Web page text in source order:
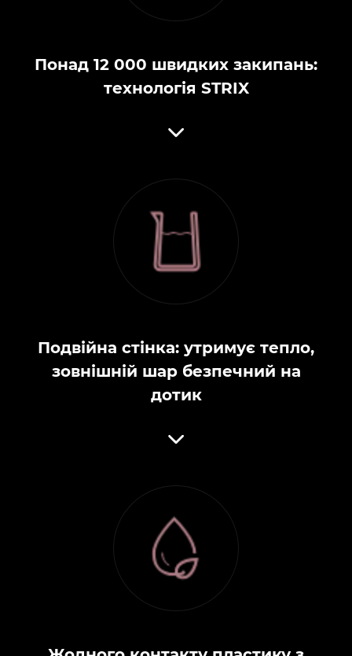
Понад 12 000 швидких закипань:
технологія STRIX
Подвійна стінка: утримує тепло,
зовнішній шар безпечний на
дотик